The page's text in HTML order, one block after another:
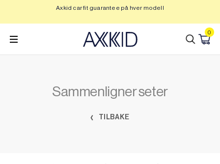
innhold
Axkid car fit guarantee på hver modell
0
Sammenligner seter
TILBAKE